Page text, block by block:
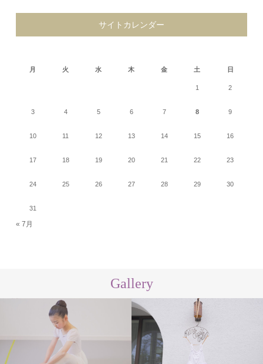
サイトカレンダー
月
火 水 木 金 土 日
1 2
3 4 5 6 7 8 9
10 11 12 13 14 15 16
17 18 19 20 21 22 23
24 25 26 27 28 29 30
31
« 7月
Gallery